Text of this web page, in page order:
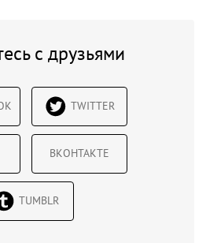
с друзьями
TWITTER
ВКОНТАКТЕ
TUMBLR